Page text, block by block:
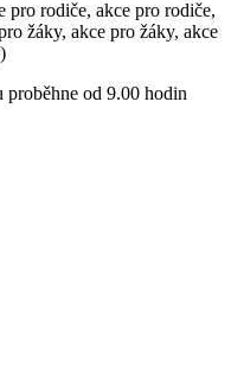
pro rodiče, akce pro rodiče,
žáky, akce pro žáky, akce
od 9.00 hodin